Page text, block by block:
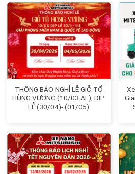
THÔNG BÁO NGHỈ LỄ GIỖ TỔ
HÙNG VƯƠNG (10/03 ÂL), DỊP
LỄ (30/04)- (01/05)